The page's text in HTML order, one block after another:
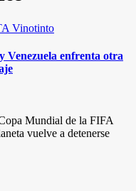
Vinotinto
Venezuela enfrenta otra
Mundial de la FIFA
vuelve a detenerse